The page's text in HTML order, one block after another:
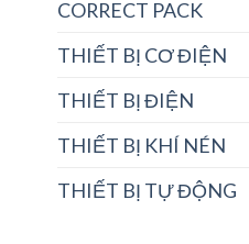
CORRECT PACK
THIẾT BỊ CƠ ĐIỆN
THIẾT BỊ ĐIỆN
THIẾT BỊ KHÍ NÉN
THIẾT BỊ TỰ ĐỘNG